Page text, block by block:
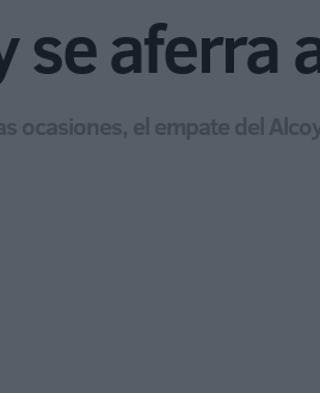
se
ocasiones, el empate del